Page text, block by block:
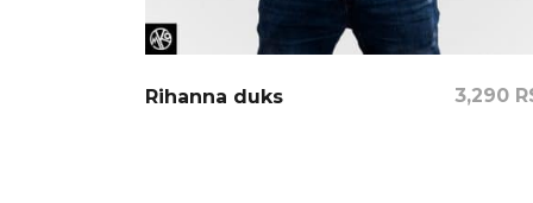
Rihanna duks 3,290